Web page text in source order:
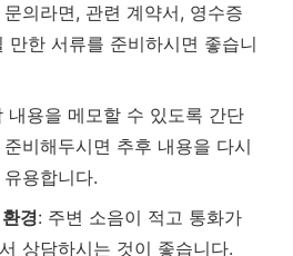
의라면, 관련 계약서, 영수증
만한 서류를 준비하시면 좋습니
내용을 메모할 수 있도록 간단
비해두시면 추후 내용을 다시
용합니다.
경: 주변 소음이 적고 통화가
상담하시는 것이 좋습니다.